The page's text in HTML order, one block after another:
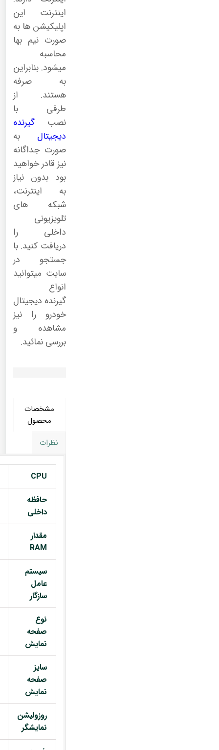
اینترنت این
اپلیکیشن ها به
صورت نیم بها
محاسبه
میشود. بنابراین
به صرفه
هستند. از
طرفی با
نصب گیرنده
دیجیتال به
صورت جداگانه
نیز قادر خواهید
بود بدون نیاز
به اینترنت،
شبکه های
تلویزیونی
داخلی را
دریافت کنید. با
جستجو در
سایت میتوانید
انواع
گیرنده دیجیتال
خودرو را نیز
مشاهده و
بررسی نمائید.
مشخصات
محصول
نظرات
CPU
حافظه
داخلی
مقدار
RAM
سیستم
عامل
سازگار
نوع
صفحه
نمایش
سایز
صفحه
نمایش
روزولیشن
نمایشگر